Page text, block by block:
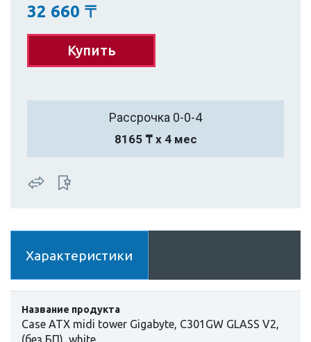
32 660 〒
Купить
Рассрочка 0-0-4
8165 ₸ х 4 мес
Характеристики
Название продукта
Case ATX midi tower Gigabyte, C301GW GLASS V2,
(без БП), white